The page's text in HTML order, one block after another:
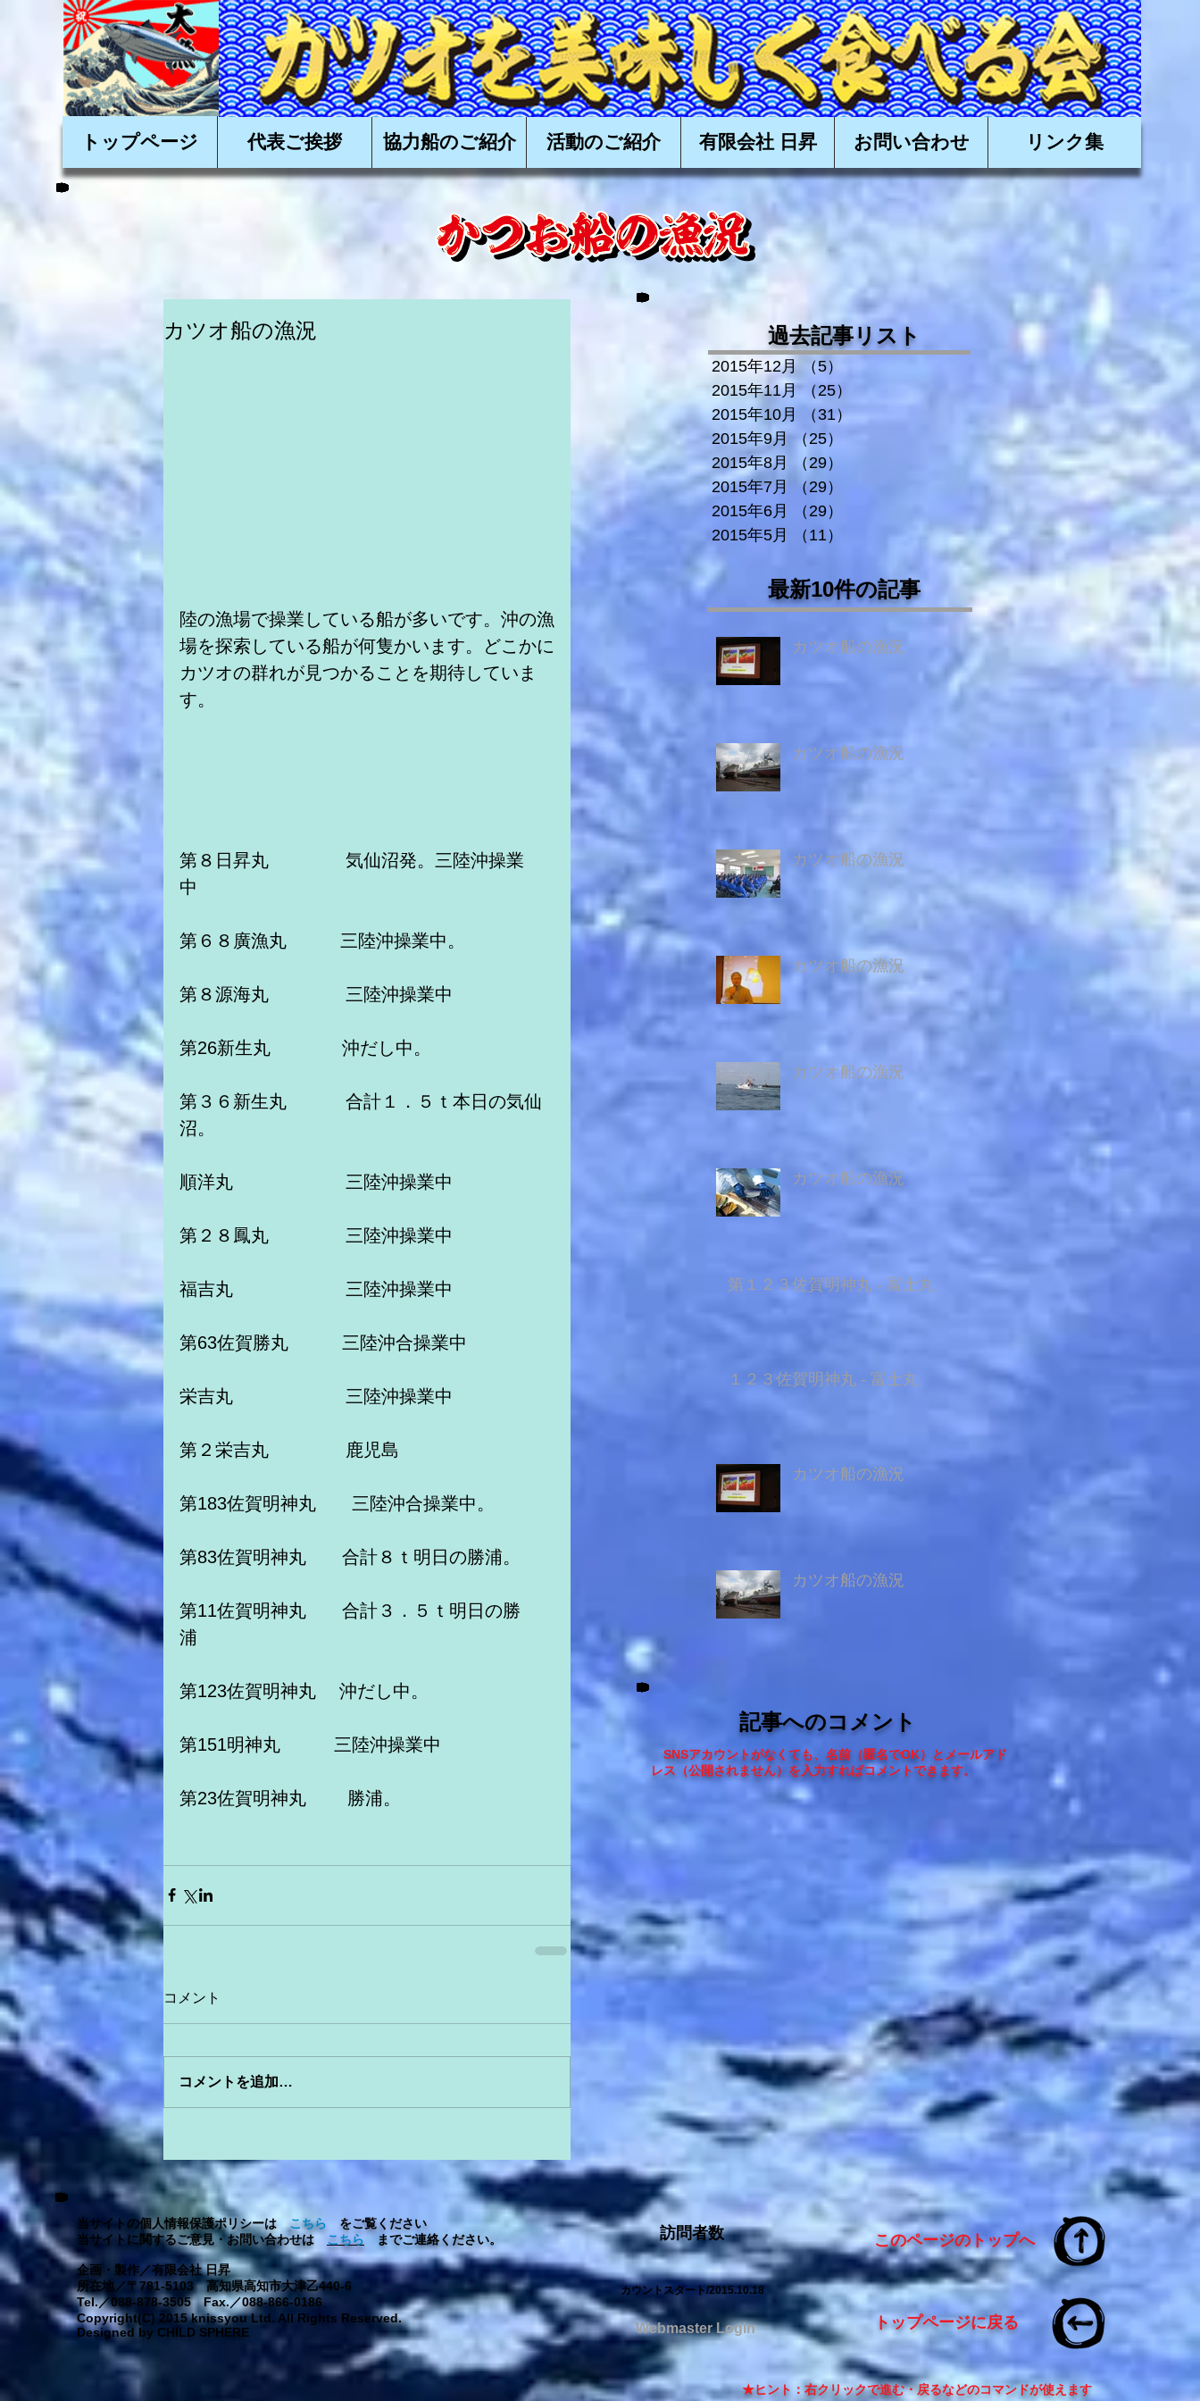
かかつおを美味しく食べる会,かつお,カツオ,鰹,一本釣り,かつお一本釣り,カツオ一本釣り,鰹一本釣り,タタキ,漁,購入,高知,土佐,戻り鰹,上り鰹,丸ごと,有限会社日昇,近海かつお,近海カツオ,かつお船,カツオ船
トップページ 代表ご挨拶 協力船のご紹介 活動のご紹介 有限会社 日昇 お問い合わせ リンク集
過去記事リスト
2015年12月 （5）
2015年11月
（25）
2015年10月
（31）
2015年9月
（25）
2015年8月
（29）
2015年7月
（29）
2015年6月
（29）
2015年5月
（11）
最新10件の記事
カツオ船の漁況
カツオ船の漁況
カツオ船の漁況
カツオ船の漁況
カツオ船の漁況
カツオ船の漁況
第１２３佐賀明神丸 - 富士丸
１２３佐賀明神丸 - 富士丸
カツオ船の漁況
カツオ船の漁況
記事へのコメント
SNSアカウントがなくても、 名前（匿名でOK）とメールアド
レス（公開されません）を入力すればコメントできます。
カツオ船の漁況
陸の漁場で操業している船が多いです。沖の漁
場を探索している船が何隻かいます。どこかに
カツオの群れが見つかることを期待していま
す。
第８日昇丸　　　　 気仙沼発。三陸沖操業
中
第６８廣漁丸　　　三陸沖操業中。
第８源海丸　　　 　三陸沖操業中
第26新生丸　　　　沖だし中。
第３６新生丸　　　 合計１．５ｔ本日の気仙
沼。
順洋丸　　　　　 　三陸沖操業中
第２８鳳丸　　　　 三陸沖操業中
福吉丸　　　　　　 三陸沖操業中
第63佐賀勝丸　　　三陸沖合操業中
栄吉丸　　　　　　 三陸沖操業中
第２栄吉丸　　　　 鹿児島
第183佐賀明神丸　　三陸沖合操業中。
第83佐賀明神丸　　合計８ｔ明日の勝浦。
第11佐賀明神丸　　合計３．５ｔ明日の勝
浦
第123佐賀明神丸　 沖だし中。
第151明神丸　　　三陸沖操業中
第23佐賀明神丸　　 勝浦。
コメント
コメントを追加…
当サイトの個人情報保護ポリシーはこちら をご覧ください
当サイトに関するご意見・お問い合わせは こちら までご連絡ください。
企画・製作／有限会社 日昇
所在地／〒781-5103 高知県高知市大津乙440-6
Tel.／088-878-3505 Fax.／088-866-0186
Copyright(C) 2015 knissyou Ltd. All Rights Reserved.
Designed by CHILD SPHERE
訪問者数
カウントスタート/2015.10.18
Webmaster Login
このページのトップへ
トップページに戻る
★ヒント：右クリックで進む・戻るなどのコマンドが使えます